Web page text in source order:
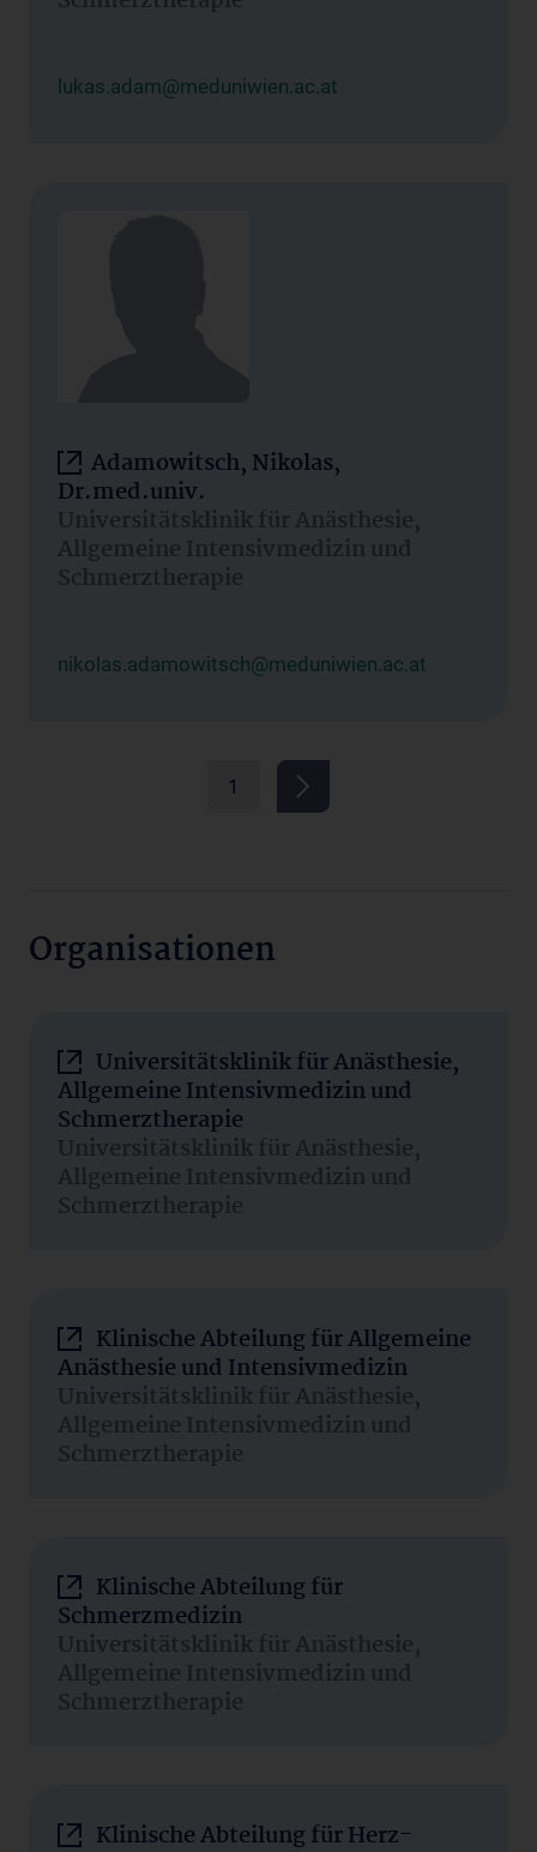
lukas.adam@meduniwien.ac.at
Adamowitsch, Nikolas,
Dr.med.univ.
Universitätsklinik für Anästhesie,
Allgemeine Intensivmedizin und
Schmerztherapie
nikolas.adamowitsch@meduniwien.ac.at
1
Organisationen
Universitätsklinik für Anästhesie,
Allgemeine Intensivmedizin und
Schmerztherapie
Universitätsklinik für Anästhesie,
Allgemeine Intensivmedizin und
Schmerztherapie
Klinische Abteilung für Allgemeine
Anästhesie und Intensivmedizin
Universitätsklinik für Anästhesie,
Allgemeine Intensivmedizin und
Schmerztherapie
Klinische Abteilung für
Schmerzmedizin
Universitätsklinik für Anästhesie,
Allgemeine Intensivmedizin und
Schmerztherapie
Klinische Abteilung für Herz-